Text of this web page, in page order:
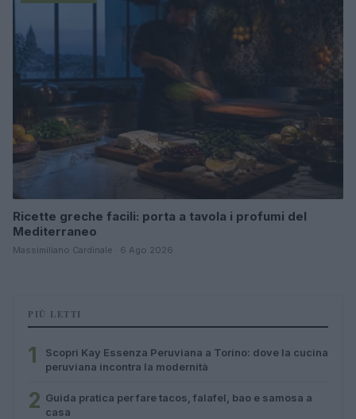
Ricette greche facili: porta a tavola i profumi del
Mediterraneo
Massimiliano Cardinale · 6 Ago 2026
PIÙ LETTI
1
Scopri Kay Essenza Peruviana a Torino: dove la cucina
peruviana incontra la modernità
2 Guida pratica per fare tacos, falafel, bao e samosa a
casa